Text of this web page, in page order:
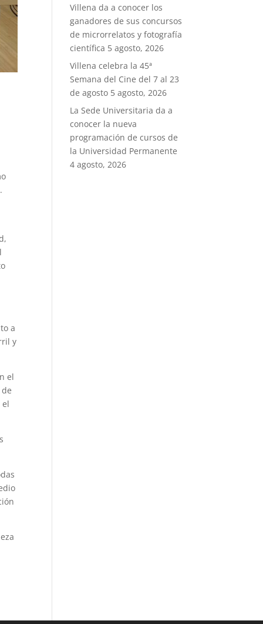
a
y
el
el
Villena da a conocer los
ganadores de sus concursos
de microrrelatos y fotografía
científica 5 agosto, 2026
Villena celebra la 45ª
Semana del Cine del 7 al 23
de agosto 5 agosto, 2026
La Sede Universitaria da a
conocer la nueva
programación de cursos de
la Universidad Permanente
4 agosto, 2026